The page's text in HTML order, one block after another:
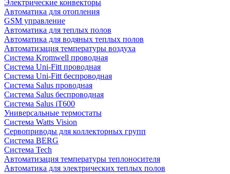
Электрические конвекторы
Автоматика для отопления
GSM управление
Автоматика для теплых полов
Автоматика для водяных теплых полов
Автоматизация температуры воздуха
Система Kromwell проводная
Система Uni-Fitt проводная
Система Uni-Fitt беспроводная
Система Salus проводная
Система Salus беспроводная
Система Salus iT600
Универсальные термостаты
Система Watts Vision
Сервоприводы для коллекторных групп
Система BERG
Система Tech
Автоматизация температуры теплоносителя
Автоматика для электрических теплых полов